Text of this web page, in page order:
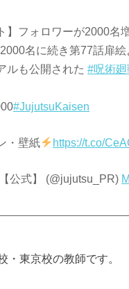
】フォロワーが2000名
名に続き第77話扉絵
ルも公開された#呪術廻
#JujutsuKaisen
・壁紙 https://t.co/
公式】 (@jujutsu_PR)
・東京校の教師です。